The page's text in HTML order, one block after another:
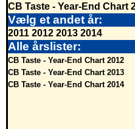
CB Taste - Year-End Chart
Vælg et andet år:
2011 2012 2013 2014
Alle årslister:
CB Taste - Year-End Chart 2012
CB Taste - Year-End Chart 2013
CB Taste - Year-End Chart 2014